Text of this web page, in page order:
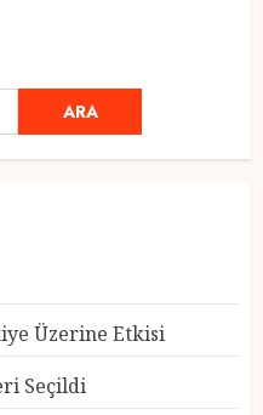
ARA
Üzerine Etkisi
Seçildi